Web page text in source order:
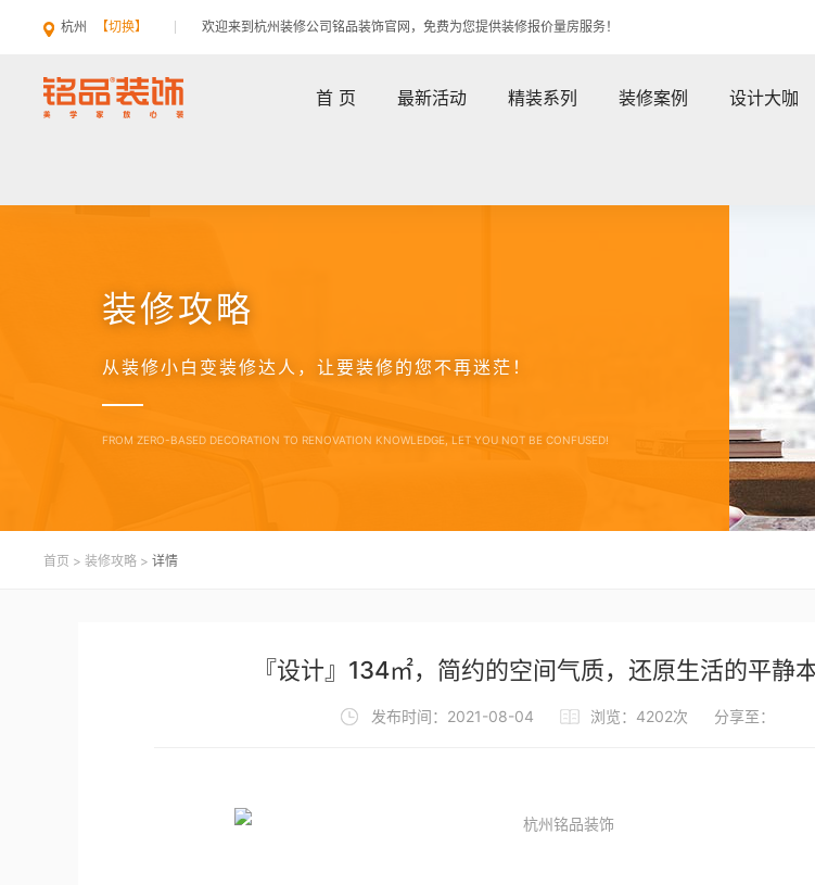
杭州 【切换】 欢迎来到杭州装修公司铭品装饰官网，免费为您提供装修报价量房服务！
首 页 最新活动 精装系列 装修案例 设计大咖
装修攻略
从装修小白变装修达人，让要装修的您不再迷茫！
FROM ZERO-BASED DECORATION TO RENOVATION KNOWLEDGE, LET YOU NOT BE CONFUSED!
首页 > 装修攻略 > 详情
『设计』134㎡，简约的空间气质，还原生活的平静本
发布时间：2021-08-04 浏览：4202次 分享至：